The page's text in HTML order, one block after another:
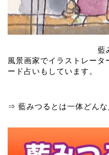
藍
風景画家でイラストレータ
ード占いもしています。
⇒ 藍みつるとは一体どんな